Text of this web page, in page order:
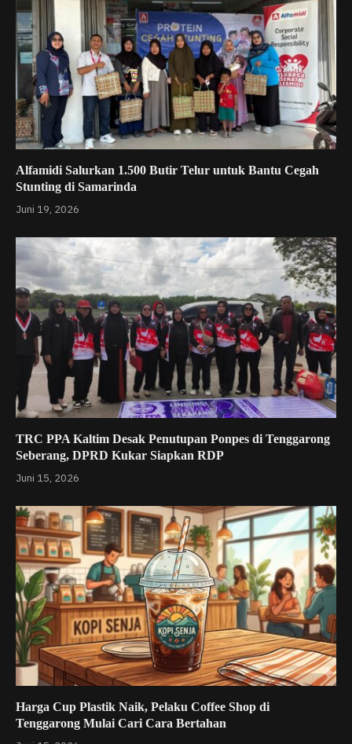
Alfamidi Salurkan 1.500 Butir Telur untuk Bantu Cegah
Stunting di Samarinda
Juni 19, 2026
TRC PPA Kaltim Desak Penutupan Ponpes di Tenggarong
Seberang, DPRD Kukar Siapkan RDP
Juni 15, 2026
Harga Cup Plastik Naik, Pelaku Coffee Shop di
Tenggarong Mulai Cari Cara Bertahan